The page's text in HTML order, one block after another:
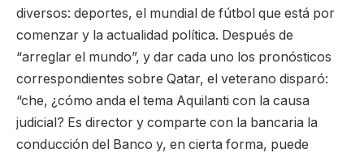
diversos: deportes, el mundial de fútbol que está por
comenzar y la actualidad política. Después de
“arreglar el mundo”, y dar cada uno los pronósticos
correspondientes sobre Qatar, el veterano disparó:
“che, ¿cómo anda el tema Aquilanti con la causa
judicial? Es director y comparte con la bancaria la
conducción del Banco y, en cierta forma, puede